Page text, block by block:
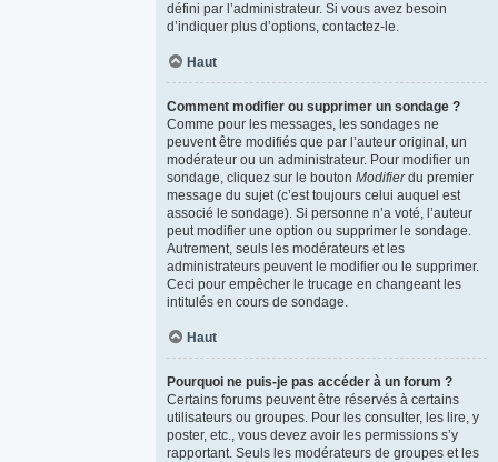
défini par l’administrateur. Si vous avez besoin
d’indiquer plus d’options, contactez-le.
Haut
Comment modifier ou supprimer un sondage ?
Comme pour les messages, les sondages ne
peuvent être modifiés que par l’auteur original, un
modérateur ou un administrateur. Pour modifier un
sondage, cliquez sur le bouton Modifierdu premier
message du sujet (c’est toujours celui auquel est
associé le sondage). Si personne n’a voté, l’auteur
peut modifier une option ou supprimer le sondage.
Autrement, seuls les modérateurs et les
administrateurs peuvent le modifier ou le supprimer.
Ceci pour empêcher le trucage en changeant les
intitulés en cours de sondage.
Haut
Pourquoi ne puis-je pas accéder à un forum ?
Certains forums peuvent être réservés à certains
utilisateurs ou groupes. Pour les consulter, les lire, y
poster, etc., vous devez avoir les permissions s’y
rapportant. Seuls les modérateurs de groupes et les